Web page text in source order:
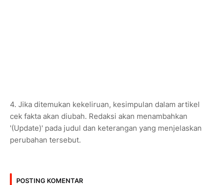
4. Jika ditemukan kekeliruan, kesimpulan dalam artikel
cek fakta akan diubah. Redaksi akan menambahkan
'(Update)' pada judul dan keterangan yang menjelaskan
perubahan tersebut.
POSTING KOMENTAR